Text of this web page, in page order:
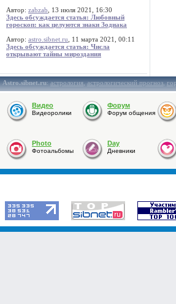
Автор: zabzab , 13 июля 2021, 16:30
Здесь обсуждается статья: Любовный
гороскоп: как целуются знаки Зодиака
Автор: astro.sibnet.ru , 11 марта 2021, 00:11
Здесь обсуждается статья: Числа
открывают тайны мироздания
Astro.sibnet.ru:астрология,астрологический прогноз,
Видео
Видеоролики
Форум
Форум общения
Photo
Фотоальбомы
Day
Дневники